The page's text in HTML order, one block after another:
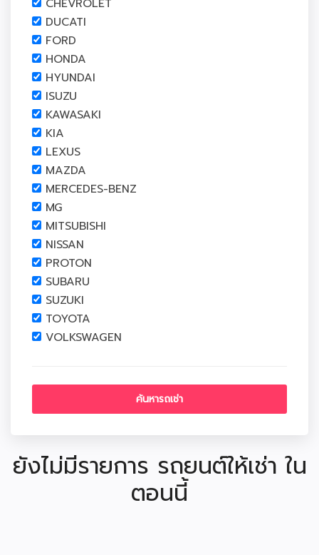
CHEVROLET
DUCATI
FORD
HONDA
HYUNDAI
ISUZU
KAWASAKI
KIA
LEXUS
MAZDA
MERCEDES-BENZ
MG
MITSUBISHI
NISSAN
PROTON
SUBARU
SUZUKI
TOYOTA
VOLKSWAGEN
ยังไม่มีรายการ รถยนต์ให้เช่า ใน
ตอนนี้